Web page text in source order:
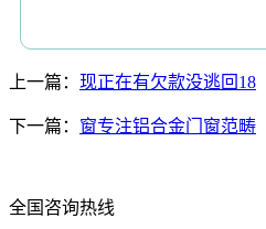
上一篇： 现正在有欠款没逃回18
下一篇： 窗专注铝合金门窗范畴
全国咨询热线